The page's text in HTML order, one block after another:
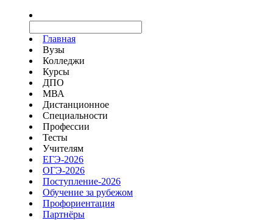
Главная
Вузы
Колледжи
Курсы
ДПО
МВА
Дистанционное
Специальности
Профессии
Тесты
Учителям
ЕГЭ-2026
ОГЭ-2026
Поступление-2026
Обучение за рубежом
Профориентация
Партнёры